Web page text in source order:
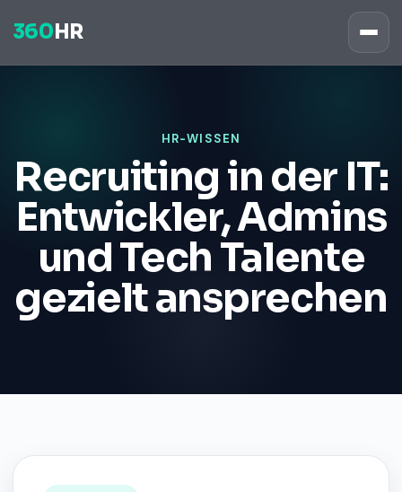
360 HR
HR-WISSEN
Recruiting in der IT:
Entwickler, Admins
und Tech Talente
gezielt ansprechen